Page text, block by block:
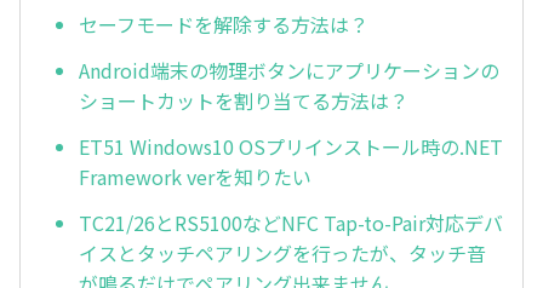
セーフモードを解除する方法は？
Android端末の物理ボタンにアプリケーションの
ショートカットを割り当てる方法は？
ET51 Windows10 OSプリインストール時の.NET
Framework verを知りたい
TC21/26とRS5100などNFC Tap-to-Pair対応デバ
イスとタッチペアリングを行ったが、タッチ音